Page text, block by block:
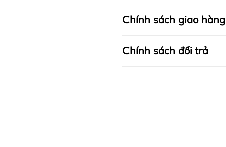
Chính sách giao hàng
Chính sách đổi trả